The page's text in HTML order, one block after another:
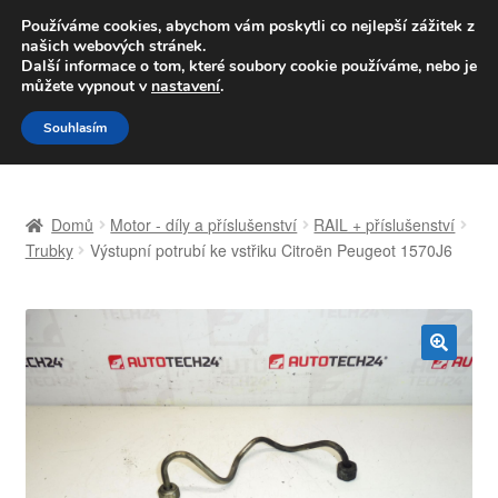
DOPRAVA od 139,-Kč
Volejte po-pá 9-16 704 494 494
Přeskočit
na
navigaci
Přejít
k
obsahu
Celosvětová doprava
Kontakt
Můj účet
Domů Motor - díly a příslušenství
RAIL + příslušenství
Trubky
Výstupní potrubí ke vstřiku Citroën Peugeot 1570J6
🔍
Používáme cookies, abychom vám poskytli co nejlepší zážitek z
našich webových stránek.
Další informace o tom, které soubory cookie používáme, nebo je
můžete vypnout v nastavení.
Souhlasím